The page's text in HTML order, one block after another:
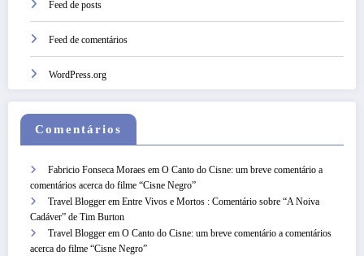
Feed de posts
Feed de comentários
WordPress.org
Comentários
Fabricio Fonseca Moraes em O Canto do Cisne: um breve comentário a
comentários acerca do filme “Cisne Negro”
Travel Blogger em Entre Vivos e Mortos : Comentário sobre “A Noiva
Cadáver” de Tim Burton
Travel Blogger em O Canto do Cisne: um breve comentário a comentários
acerca do filme “Cisne Negro”